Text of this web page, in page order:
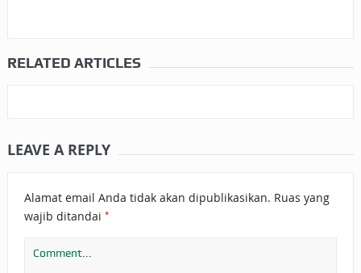
RELATED ARTICLES
LEAVE A REPLY
Alamat email Anda tidak akan dipublikasikan. Ruas yang
wajib ditandai *